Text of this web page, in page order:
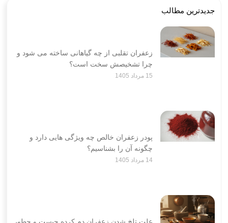
جدیدترین مطالب
زعفران تقلبی از چه گیاهانی ساخته می شود و
چرا تشخیصش سخت است؟
15 مرداد 1405
پودر زعفران خالص چه ویژگی هایی دارد و
چگونه آن را بشناسیم؟
14 مرداد 1405